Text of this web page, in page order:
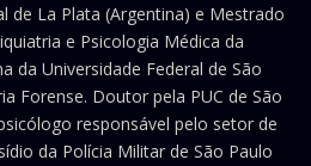
de La Plata (Argentina) e Mestrado
e Psicologia Médica da
da Universidade Federal de São
Forense. Doutor pela PUC de São
responsável pelo setor de
da Polícia Militar de São Paulo